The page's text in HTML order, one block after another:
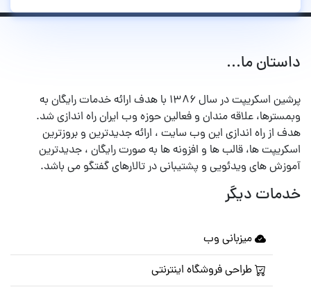
داستان ما...
پرشین اسکریپت در سال ۱۳۸۶ با هدف ارائه خدمات رایگان به
وبمسترها، علاقه مندان و فعالین حوزه وب ایران راه اندازی شد.
هدف از راه اندازی این وب سایت ، ارائه جدیدترین و بروزترین
اسکریپت ها، قالب ها و افزونه ها به صورت رایگان ، جدیدترین
آموزش های ویدئویی و پشتیبانی در تالارهای گفتگو می باشد.
خدمات دیگر
میزبانی وب
طراحی فروشگاه اینترنتی